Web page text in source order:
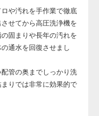
に重要です。
や汚れを手作業で徹底
せてから高圧洗浄機を
固まりや長年の汚れを
通水を回復させまし
管の奥までしっかり洗
りでは非常に効果的で